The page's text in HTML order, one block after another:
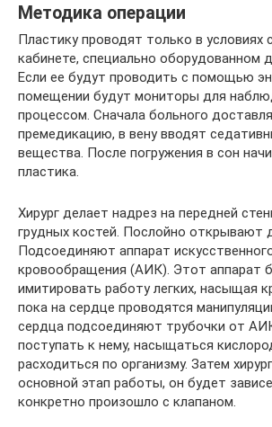
Методика операции
Пластику проводят только в условиях
кабинете, специально оборудованном
Если ее будут проводить с помощью
помещении будут мониторы для
процессом. Сначала больного
премедикацию, в вену вводят
вещества. После погружения в сон
пластика.
Хирург делает надрез на передней
грудных костей. Послойно открывают
Подсоединяют аппарат
кровообращения (АИК). Этот аппарат
имитировать работу легких, насыщая
пока на сердце проводятся
сердца подсоединяют трубочки от
поступать к нему, насыщаться
расходиться по организму. Затем
основной этап работы, он будет
конкретно произошло с клапаном.